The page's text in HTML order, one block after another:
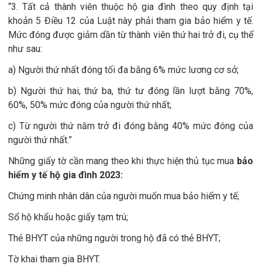
“3. Tất cả thành viên thuộc hộ gia đình theo quy định tại
khoản 5 Điều 12 của Luật này phải tham gia bảo hiểm y tế.
Mức đóng được giảm dần từ thành viên thứ hai trở đi, cụ thể
như sau:
a) Người thứ nhất đóng tối đa bằng 6% mức lương cơ sở;
b) Người thứ hai, thứ ba, thứ tư đóng lần lượt bằng 70%,
60%, 50% mức đóng của người thứ nhất;
c) Từ người thứ năm trở đi đóng bằng 40% mức đóng của
người thứ nhất.”
Những giấy tờ cần mang theo khi thực hiện thủ tục mua bảo
hiểm y tế hộ gia đình 2023:
Chứng minh nhân dân của người muốn mua bảo hiểm y tế;
Sổ hộ khẩu hoặc giấy tạm trú;
Thẻ BHYT của những người trong hộ đã có thẻ BHYT;
Tờ khai tham gia BHYT.